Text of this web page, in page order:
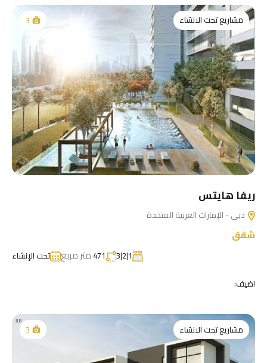
مشاريع تحت الانشاء 3
ريفا هايتس
دبي - الإمارات العربية المتحدة
شقق
1|2|3
471 متر مربع
تحت الإنشاء
اضيف:
مشاريع تحت الانشاء 3